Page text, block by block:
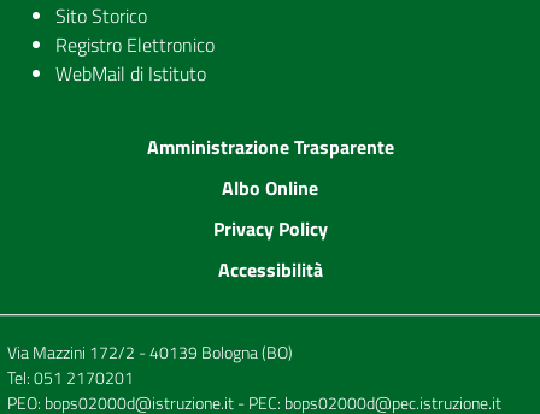
Sito Storico
Registro Elettronico
WebMail di Istituto
Amministrazione Trasparente
Albo Online
Privacy Policy
Accessibilità
Via Mazzini 172/2 - 40139 Bologna (BO)
Tel:051 2170201
PEO: bops02000d@istruzione.it- PEC: bops02000d@pec.istruzione.it